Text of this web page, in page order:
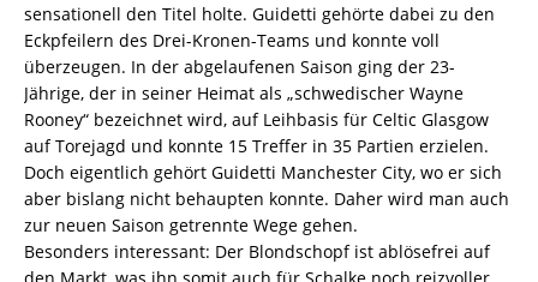
sensationell den Titel holte. Guidetti gehörte dabei zu den
Eckpfeilern des Drei-Kronen-Teams und konnte voll
überzeugen. In der abgelaufenen Saison ging der 23-
Jährige, der in seiner Heimat als „schwedischer Wayne
Rooney“ bezeichnet wird, auf Leihbasis für Celtic Glasgow
auf Torejagd und konnte 15 Treffer in 35 Partien erzielen.
Doch eigentlich gehört Guidetti Manchester City, wo er sich
aber bislang nicht behaupten konnte. Daher wird man auch
zur neuen Saison getrennte Wege gehen.
Besonders interessant: Der Blondschopf ist ablösefrei auf